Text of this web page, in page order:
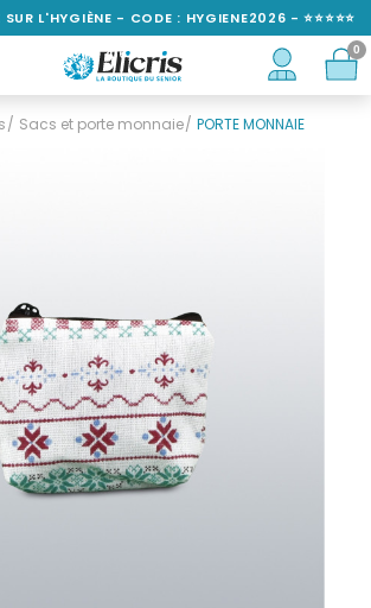
Sacs et porte monnaie PORTE MONNAIE
L'HYGIÈNE - CODE : HYGIENE2026 - ⭐⭐⭐⭐⭐
NOTÉ 4,6/5
0